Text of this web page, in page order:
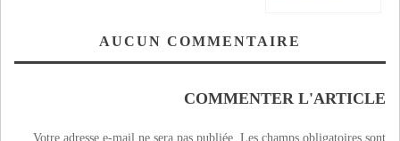
AUCUN COMMENTAIRE
COMMENTER L'ARTICLE
Votre adresse e-mail ne sera pas publiée. Les champs obligatoires sont